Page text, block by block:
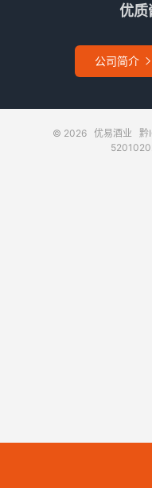
优质
公司简介 
© 2026 优易酒业 黔